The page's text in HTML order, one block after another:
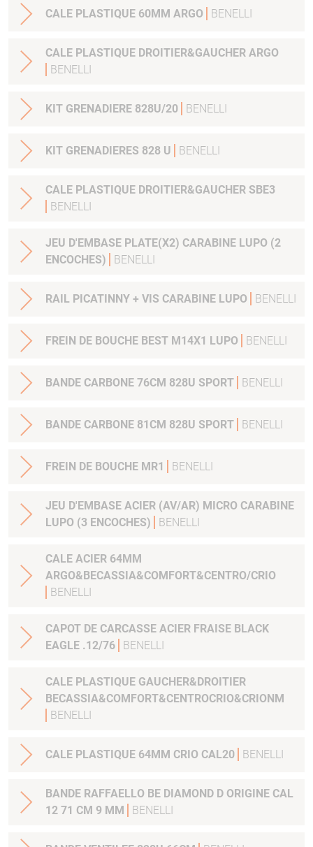
CALE PLASTIQUE 60MM ARGO BENELLI
CALE PLASTIQUE DROITIER&GAUCHER ARGO
BENELLI
KIT GRENADIERE 828U/20 BENELLI
KIT GRENADIERES 828 U BENELLI
CALE PLASTIQUE DROITIER&GAUCHER SBE3
BENELLI
JEU D'EMBASE PLATE(X2) CARABINE LUPO (2
ENCOCHES)
BENELLI
RAIL PICATINNY + VIS CARABINE LUPO BENELLI
FREIN DE BOUCHE BEST M14X1 LUPO BENELLI
BANDE CARBONE 76CM 828U SPORT BENELLI
BANDE CARBONE 81CM 828U SPORT BENELLI
FREIN DE BOUCHE MR1 BENELLI
JEU D'EMBASE ACIER (AV/AR) MICRO CARABINE
LUPO (3 ENCOCHES)
BENELLI
CALE ACIER 64MM
ARGO&BECASSIA&COMFORT&CENTRO/CRIO
BENELLI
CAPOT DE CARCASSE ACIER FRAISE BLACK
EAGLE .12/76
BENELLI
CALE PLASTIQUE GAUCHER&DROITIER
BECASSIA&COMFORT&CENTROCRIO&CRIONM
BENELLI
CALE PLASTIQUE 64MM CRIO CAL20 BENELLI
BANDE RAFFAELLO BE DIAMOND D ORIGINE CAL
12 71 CM 9 MM
BENELLI